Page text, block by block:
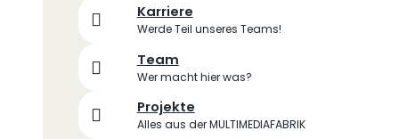
Karriere
Werde Teil unseres Teams!
Team
Wer macht hier was?
Projekte
Alles aus der MULTIMEDIAFABRIK